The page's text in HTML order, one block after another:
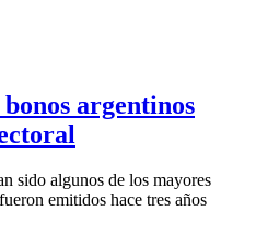
argentinos
sido algunos de los mayores
emitidos hace tres años